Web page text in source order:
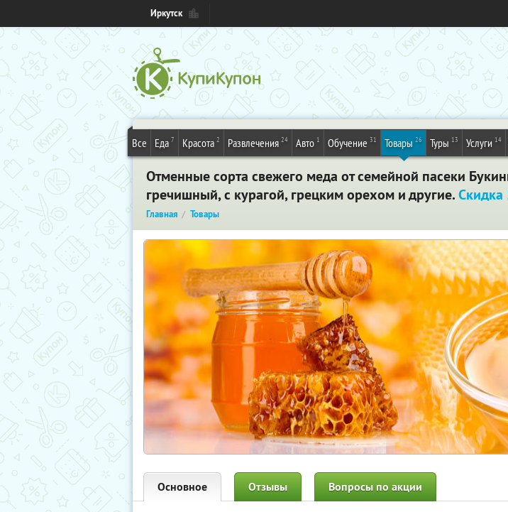
Иркутск
Все Еда 7 Красота 2 Развлечения 24 Авто 1 Обучение 31 Товары 26 Туры 13 Услуги 14
Отменные сорта свежего меда от семейной пасеки
гречишный, с курагой, грецким орехом и другие.Скидка
Главная Товары
Основное Отзывы Вопросы по акции